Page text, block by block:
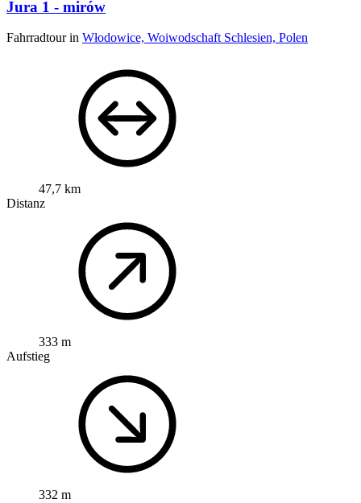
Jura 1 - mirów
Fahrradtour in Włodowice, Woiwodschaft Schlesien, Polen
47,7 km
Distanz
333 m
Aufstieg
332 m